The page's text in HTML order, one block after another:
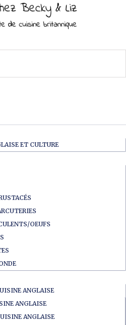
ET CULTURE
OEUFS
ANGLAISE
ANGLAISE
ANGLAISE